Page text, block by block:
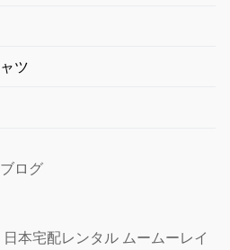
ツ
ログ
本宅配レンタル ムームーレイ